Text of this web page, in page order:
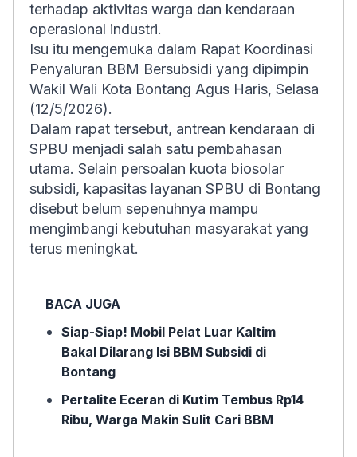
terhadap aktivitas warga dan kendaraan
operasional industri.
Isu itu mengemuka dalam Rapat Koordinasi
Penyaluran BBM Bersubsidi yang dipimpin
Wakil Wali Kota Bontang Agus Haris, Selasa
(12/5/2026).
Dalam rapat tersebut, antrean kendaraan di
SPBU menjadi salah satu pembahasan
utama. Selain persoalan kuota biosolar
subsidi, kapasitas layanan SPBU di Bontang
disebut belum sepenuhnya mampu
mengimbangi kebutuhan masyarakat yang
terus meningkat.
BACA JUGA
Siap-Siap! Mobil Pelat Luar Kaltim
Bakal Dilarang Isi BBM Subsidi di
Bontang
Pertalite Eceran di Kutim Tembus Rp14
Ribu, Warga Makin Sulit Cari BBM